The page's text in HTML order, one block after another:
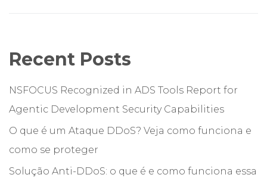
Recent Posts
NSFOCUS Recognized in ADS Tools Report for
Agentic Development Security Capabilities
O que é um Ataque DDoS? Veja como funciona e
como se proteger
Solução Anti-DDoS: o que é e como funciona essa